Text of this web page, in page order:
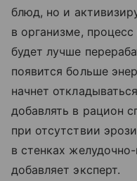
блюд, но и
в организме,
будет лучше
появится больше
начнет
добавлять в рацион
при отсутствии
в стенках
добавляет эксперт.